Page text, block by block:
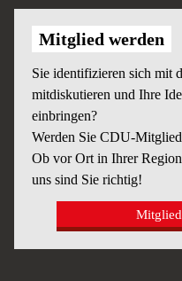
Mitglied werden
Sie identifizieren sich mit
mitdiskutieren und Ihre
einbringen?
Werden Sie CDU-
Ob vor Ort in Ihrer
uns sind Sie richtig!